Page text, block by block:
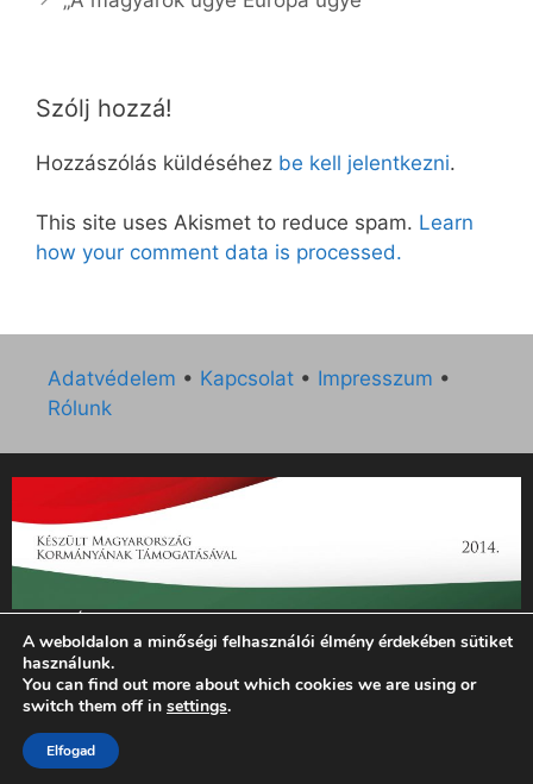
Szólj hozzá!
Hozzászólás küldéséhez be kell jelentkezni.
This site uses Akismet to reduce spam. Learn
how your comment data is processed.
Adatvédelem • Kapcsolat • Impresszum •
Rólunk
„Az Új Ember katolikus hetilap 2014. évi működésének
támogatását az EGYH-KCP-14-P-0121 sz. támogatási
szerződés keretében 3 000 000 Ft összegben támogatta az
Emberi Erőforrások Minisztériuma.”
© 2026 Magyar Kurír - Új Ember
A weboldalon a minőségi felhasználói élmény érdekében sütiket
használunk.
You can find out more about which cookies we are using or
switch them off in settings.
Elfogad